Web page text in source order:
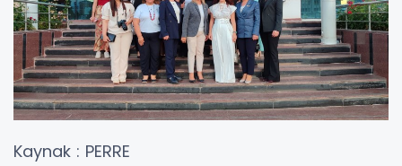
Kaynak : PERRE